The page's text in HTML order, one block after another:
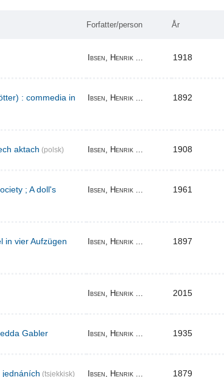
Forfatter/person År
Ibsen, Henrik ... 1918
: commedia in
Ibsen, Henrik ... 1892
aktach (polsk) Ibsen, Henrik ... 1908
; A doll's
Ibsen, Henrik ... 1961
in vier Aufzügen Ibsen, Henrik ... 1897
Ibsen, Henrik ... 2015
Gabler Ibsen, Henrik ... 1935
jednáních (tsjekkisk) Ibsen, Henrik ... 1879